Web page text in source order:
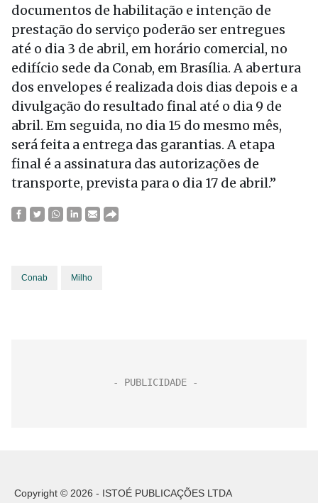
documentos de habilitação e intenção de
prestação do serviço poderão ser entregues
até o dia 3 de abril, em horário comercial, no
edifício sede da Conab, em Brasília. A abertura
dos envelopes é realizada dois dias depois e a
divulgação do resultado final até o dia 9 de
abril. Em seguida, no dia 15 do mesmo mês,
será feita a entrega das garantias. A etapa
final é a assinatura das autorizações de
transporte, prevista para o dia 17 de abril.”
Conab Milho
Copyright © 2026 - ISTOÉ PUBLICAÇÕES LTDA